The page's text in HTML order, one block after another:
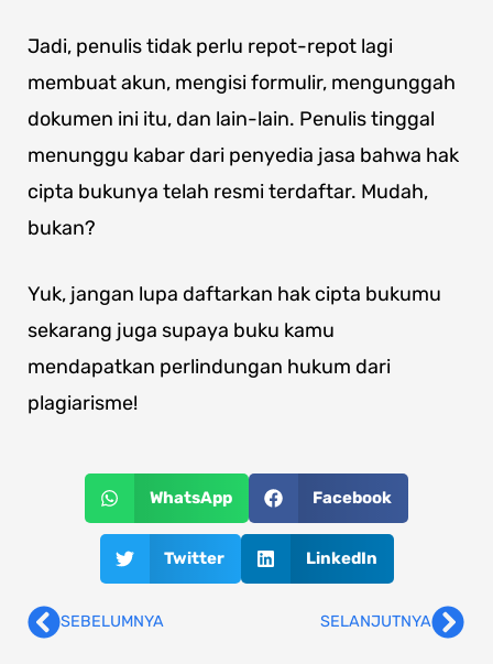
Jadi, penulis tidak perlu repot-repot lagi
membuat akun, mengisi formulir, mengunggah
dokumen ini itu, dan lain-lain. Penulis tinggal
menunggu kabar dari penyedia jasa bahwa hak
cipta bukunya telah resmi terdaftar. Mudah,
bukan?
Yuk, jangan lupa daftarkan hak cipta bukumu
sekarang juga supaya buku kamu
mendapatkan perlindungan hukum dari
plagiarisme!
WhatsApp Facebook
Twitter LinkedIn
PrevSEBELUMNYA SELANJUTNYA